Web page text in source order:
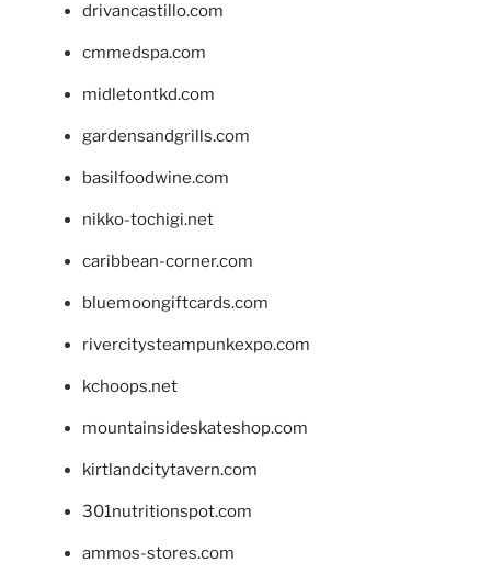
drivancastillo.com
cmmedspa.com
midletontkd.com
gardensandgrills.com
basilfoodwine.com
nikko-tochigi.net
caribbean-corner.com
bluemoongiftcards.com
rivercitysteampunkexpo.com
kchoops.net
mountainsideskateshop.com
kirtlandcitytavern.com
301nutritionspot.com
ammos-stores.com